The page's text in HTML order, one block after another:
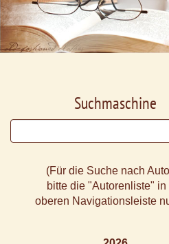
Suchmaschine
(Für die Suche nach
bitte die "Autorenliste" in
oberen Navigationsleiste